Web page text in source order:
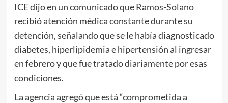
ICE dijo en un comunicado que Ramos-Solano
recibió atención médica constante durante su
detención, señalando que se le había diagnosticado
diabetes, hiperlipidemia e hipertensión al ingresar
en febrero y que fue tratado diariamente por esas
condiciones.
La agencia agregó que está “comprometida a